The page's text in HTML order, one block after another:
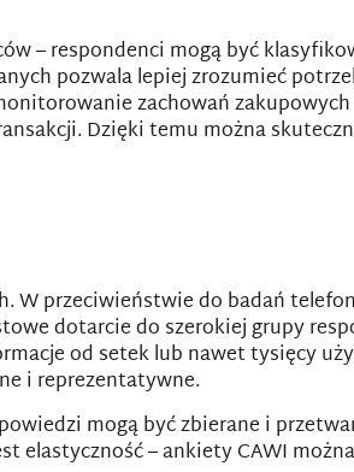
– respondenci mogą być
pozwala lepiej zrozumieć
zachowań
Dzięki temu można
W przeciwieństwie do badań
dotarcie do szerokiej grupy
od setek lub nawet tysięcy
i reprezentatywne.
mogą być zbierane i
– ankiety CAWI